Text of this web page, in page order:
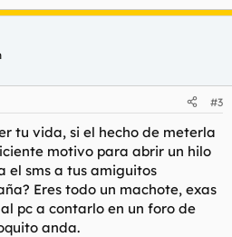
#3
tu vida, si el hecho de meterla
motivo para abrir un hilo
el sms a tus amiguitos
Eres todo un machote, exas
pc a contarlo en un foro de
anda.